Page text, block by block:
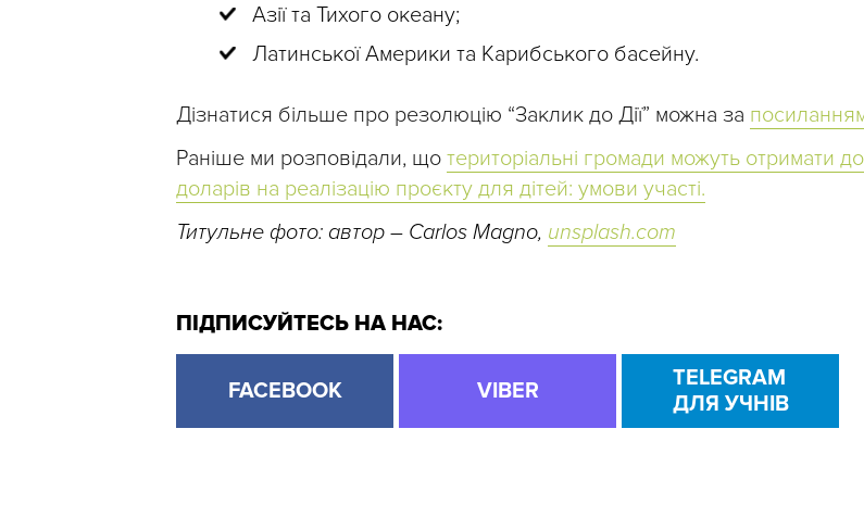
Азії та Тихого океану;
Латинської Америки та Карибського басейну.
Дізнатися більше про резолюцію “Заклик до Дії” можна за
Раніше ми розповідали, що територіальні громади можуть отримати
доларів на реалізацію проєкту для дітей: умови участі.
Титульне фото: автор – Carlos Magno, unsplash.com
ПІДПИСУЙТЕСЬ НА НАС:
FACEBOOK VIBER
TELEGRAM
ДЛЯ УЧНІВ